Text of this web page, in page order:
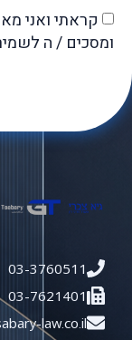
קראתי ואני
ומסכים / ה
03-3760511
03-7621401
law.co.il